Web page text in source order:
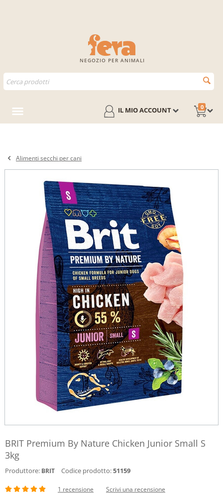
NEGOZIO PER ANIMALI
0
IL MIO ACCOUNT
Alimenti secchi per cani
BRIT Premium By Nature Chicken Junior Small S
3kg
Produttore: BRIT Codice prodotto:51159
1 recensione Scrivi una recensione